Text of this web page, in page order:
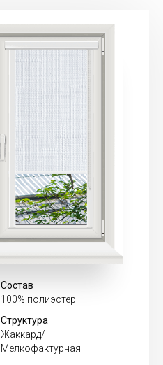
Состав
100% полиэстер
Структура
Жаккард/
Мелкофактурная